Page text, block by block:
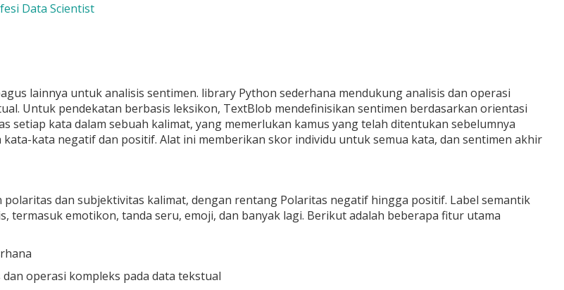
Data Scientist
lainnya untuk analisis sentimen. library Python sederhana mendukung analisis dan operasi
Untuk pendekatan berbasis leksikon, TextBlob mendefinisikan sentimen berdasarkan orientasi
setiap kata dalam sebuah kalimat, yang memerlukan kamus yang telah ditentukan sebelumnya
kata negatif dan positif. Alat ini memberikan skor individu untuk semua kata, dan sentimen akhir
polaritas dan subjektivitas kalimat, dengan rentang Polaritas negatif hingga positif. Label semantik
termasuk emotikon, tanda seru, emoji, dan banyak lagi. Berikut adalah beberapa fitur utama
operasi kompleks pada data tekstual